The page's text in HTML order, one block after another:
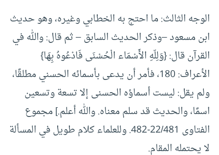
الوجه الثالث‏:‏ ما احتج به الخطابي وغيره، وهو حديث
ابن مسعود –وذكر الحديث السابق – ثم قال: والله في
القرآن قال‏:‏‏ {‏وَلِلّهِ الأَسْمَاء الْحُسْنَى فَادْعُوهُ بِهَا‏}‏
الأعراف‏:‏ 180‏، فأمر أن يدعى بأسمائه الحسني مطلقًا،
ولم يقل‏:‏ ليست أسماؤه الحسنى إلا تسعة وتسعين
اسمًا، والحديث قد سلم معناه‏.‏ والله أعلم‏.‏] مجموع
الفتاوى 22/481-482. وللعلماء كلام طويل في المسألة
لا يحتمله المقام.